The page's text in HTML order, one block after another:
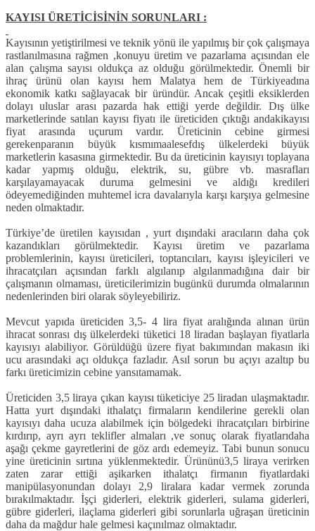
KAYISI ÜRETİCİSİNİN SORUNLARI :
Kayısının yetiştirilmesi ve teknik yönü ile yapılmış bir çok çalışmaya
rastlanılmasına rağmen ,konuyu üretim ve pazarlama açısından ele
alan çalışma sayısı oldukça az olduğu görülmektedir. Önemli bir
ihraç ürünü olan kayısı hem Malatya hem de Türkiyeadına
ekonomik katkı sağlayacak bir üründür. Ancak çeşitli eksiklerden
dolayı uluslar arası pazarda hak ettiği yerde değildir. Dış ülke
marketlerinde satılan kayısı fiyatı ile üreticiden çıktığı andakikayısı
fiyat arasında uçurum vardır. Üreticinin cebine girmesi
gerekenparanın büyük kısmımaalesefdış ülkelerdeki büyük
marketlerin kasasına girmektedir. Bu da üreticinin kayısıyı toplayana
kadar yapmış olduğu, elektrik, su, gübre vb. masrafları
karşılayamayacak duruma gelmesini ve aldığı kredileri
ödeyemediğinden muhtemel icra davalarıyla karşı karşıya gelmesine
neden olmaktadır.
Türkiye’de üretilen kayısıdan , yurt dışındaki aracıların daha çok
kazandıkları görülmektedir. Kayısı üretim ve pazarlama
problemlerinin, kayısı üreticileri, toptancıları, kayısı işleyicileri ve
ihracatçıları açısından farklı algılanıp algılanmadığına dair bir
çalışmanın olmaması, üreticilerimizin bugünkü durumda olmalarının
nedenlerinden biri olarak söyleyebiliriz.
Mevcut yapıda üreticiden 3,5- 4 lira fiyat aralığında alınan ürün
ihracat sonrası dış ülkelerdeki tüketici 18 liradan başlayan fiyatlarla
kayısıyı alabiliyor. Görüldüğü üzere fiyat bakımından makasın iki
ucu arasındaki açı oldukça fazladır. Asıl sorun bu açıyı azaltıp bu
farkı üreticimizin cebine yansıtamamak.
Üreticiden 3,5 liraya çıkan kayısı tüketiciye 25 liradan ulaşmaktadır.
Hatta yurt dışındaki ithalatçı firmaların kendilerine gerekli olan
kayısıyı daha ucuza alabilmek için bölgedeki ihracatçıları birbirine
kırdırıp, ayrı ayrı teklifler almaları ,ve sonuç olarak fiyatlarıdaha
aşağı çekme gayretlerini de göz ardı edemeyiz. Tabi bunun sonucu
yine üreticinin sırtına yüklenmektedir. Ürününü3,5 liraya verirken
zaten zarar ettiği aşikarken ithalatçı firmanın fiyatlardaki
manipülasyonundan dolayı 2,9 liralara kadar vermek zorunda
bırakılmaktadır. İşçi giderleri, elektrik giderleri, sulama giderleri,
gübre giderleri, ilaçlama giderleri gibi sorunlarla uğraşan üreticinin
daha da mağdur hale gelmesi kaçınılmaz olmaktadır.